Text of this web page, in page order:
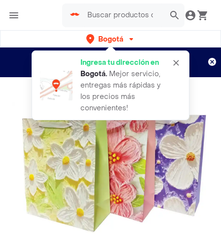
Bogotá
Ingresa tu dirección en
Bogotá. Mejor servicio,
entregas más rápidas y
los precios más
convenientes!
envíos gratis por semanas
Aplican TyC